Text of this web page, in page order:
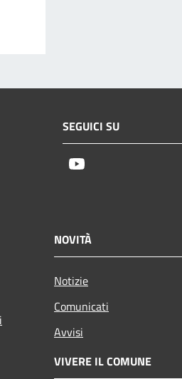
SEGUICI SU
NOVITÀ
Notizie
Comunicati
Avvisi
VIVERE IL COMUNE